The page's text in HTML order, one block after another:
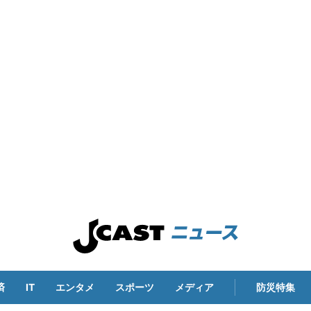
IT エンタメ スポーツ メディア 防災特集